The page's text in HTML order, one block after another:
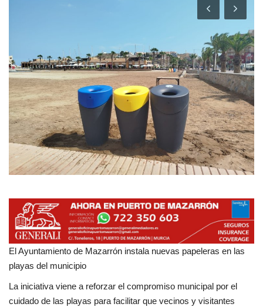
Empresas
Mapa de Mazarrón
Vídeos
Galerías
Empresas
El Ayuntamiento de Mazarrón instala nuevas papeleras en las
playas del municipio
La iniciativa viene a reforzar el compromiso municipal por el
cuidado de las playas para facilitar que vecinos y visitantes